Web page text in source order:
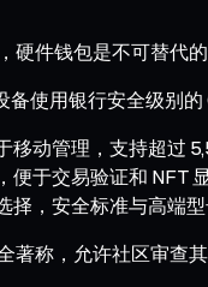
件钱包是不可替代的
使用银行安全级别的
动管理，支持超过
于交易验证和 NFT 显
择，安全标准与高端型
著称，允许社区审查